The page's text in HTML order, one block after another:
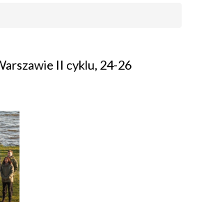
II cyklu, 24-26